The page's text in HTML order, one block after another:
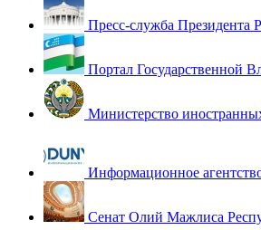
Пресс-служба Президента
Портал Государственной
Министерство
Информационное
Сенат Олий Мажлиса